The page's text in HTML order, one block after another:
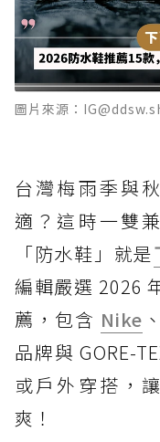
圖片來源：
台灣梅雨季與
適？這時一雙
「防水鞋」就是
編輯嚴選 2026
薦，包含 Nike
品牌與 GORE-
或戶外穿搭，
爽！